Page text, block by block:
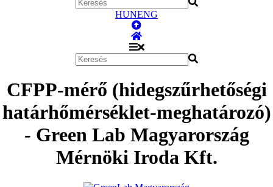
HUNENG
CFPP-mérő (hidegszűrhetőségi
határhőmérséklet-meghatározó)
- Green Lab Magyarország
Mérnöki Iroda Kft.